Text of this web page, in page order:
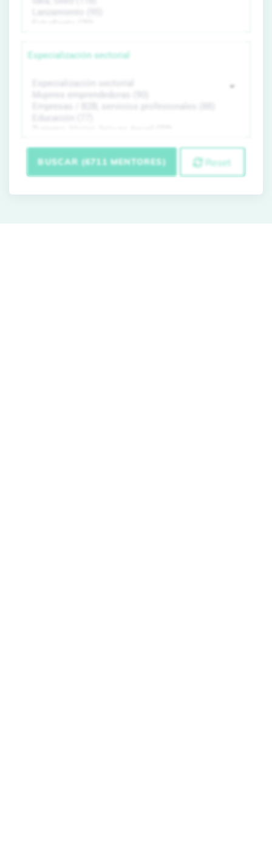
Especialización sectorial
BUSCAR (6711 MENTORES) Reset